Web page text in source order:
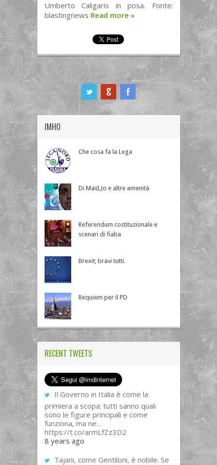
Umberto Caligaris in posa. Fonte:
blastingnews Read more »
IMHO
Che cosa fa la Lega
Di Mai(L)o e altre amenità
Referendum costituzionale e
scenari di fiaba
Brexit; bravi tutti.
Requiem per il PD
RECENT TWEETS
Il Governo in Italia è come la
primiera a scopa: tutti sanno quali
sono le figure principali e come
funziona, ma ne…
https://t.co/armLfZz3D2
8 years ago
Tajani, come Gentiloni, è nobile. Se